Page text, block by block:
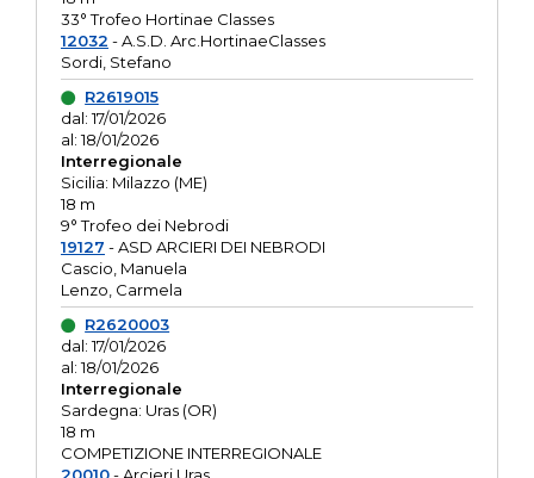
33° Trofeo Hortinae Classes
12032 - A.S.D. Arc.HortinaeClasses
Sordi, Stefano
R2619015
dal: 17/01/2026
al: 18/01/2026
Interregionale
Sicilia: Milazzo (ME)
18 m
9° Trofeo dei Nebrodi
19127 - ASD ARCIERI DEI NEBRODI
Cascio, Manuela
Lenzo, Carmela
R2620003
dal: 17/01/2026
al: 18/01/2026
Interregionale
Sardegna: Uras (OR)
18 m
COMPETIZIONE INTERREGIONALE